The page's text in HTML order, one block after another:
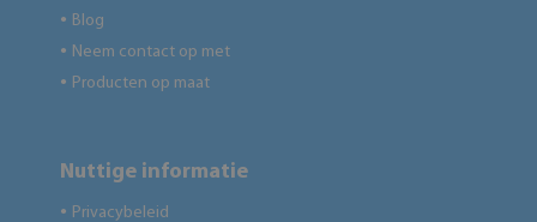
● Blog
● Neem contact op met
● Producten op maat
Nuttige informatie
● Privacybeleid